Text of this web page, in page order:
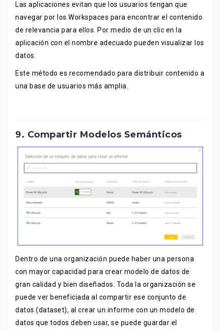
Las aplicaciones evitan que los usuarios tengan que
navegar por los Workspaces para encontrar el contenido
de relevancia para ellos. Por medio de un clic en la
aplicación con el nombre adecuado pueden visualizar los
datos.
Este método es recomendado para distribuir contenido a
una base de usuarios más amplia.
9. Compartir Modelos Semánticos
Dentro de una organización puede haber una persona
con mayor capacidad para crear modelo de datos de
gran calidad y bien diseñados. Toda la organización se
puede ver beneficiada al compartir ese conjunto de
datos (dataset), al crear un informe con un modelo de
datos que todos deben usar, se puede guardar el